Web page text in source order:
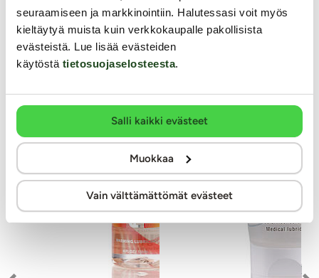
seuraamiseen ja markkinointiin. Halutessasi voit myös
kieltäytyä muista kuin verkkokaupalle pakollisista
evästeistä. Lue lisää evästeiden
käytöstä tietosuojaselosteesta.
Salli kaikki evästeet
Muokkaa
Vain välttämättömät evästeet
Masturbaattorin insertin aukon sisähalkaisija: n. 3,9 cm
(venyy)
Vesitiivis
Väri: Tummansininen, kirkas (masturbaattori)
Lähetyksen paino: ~ 0.5 kg
Muut asiakkaat ostivat